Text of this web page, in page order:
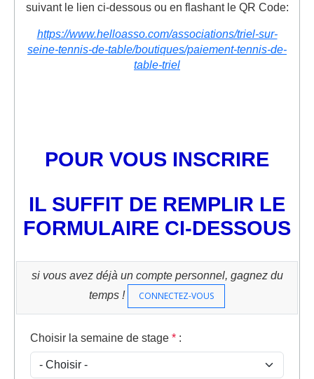
suivant le lien ci-dessous ou en flashant le QR Code:
https://www.helloasso.com/associations/triel-sur-
seine-tennis-de-table/boutiques/paiement-tennis-de-
table-triel
POUR VOUS INSCRIRE
IL SUFFIT DE REMPLIR LE
FORMULAIRE CI-DESSOUS
si vous avez déjà un compte personnel, gagnez du
temps !
CONNECTEZ-VOUS
Choisir la semaine de stage * :